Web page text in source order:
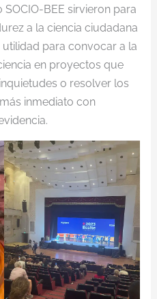
BEE sirvieron para
a la ciencia ciudadana
para convocar a la
en proyectos que
o resolver los
inmediato con